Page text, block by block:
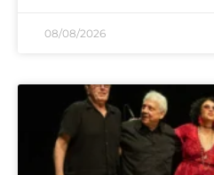
08/08/2026